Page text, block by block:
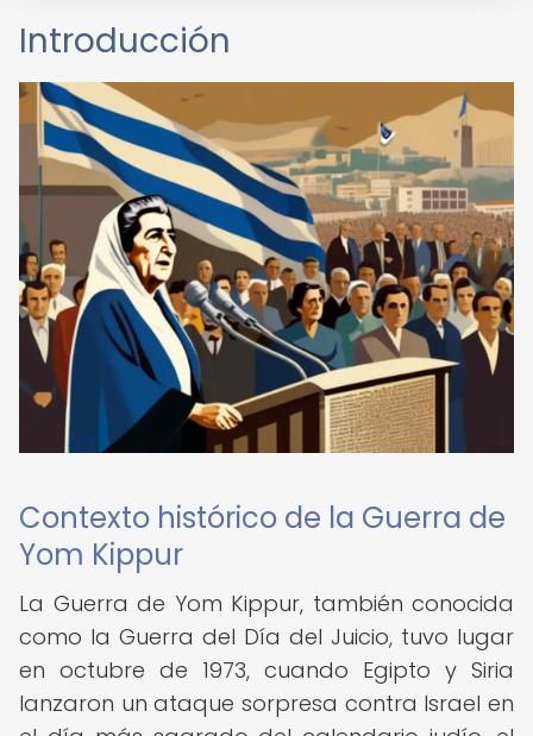
Introducción
Contexto histórico de la Guerra de
Yom Kippur
La Guerra de Yom Kippur, también conocida
como la Guerra del Día del Juicio, tuvo lugar
en octubre de 1973, cuando Egipto y Siria
lanzaron un ataque sorpresa contra Israel en